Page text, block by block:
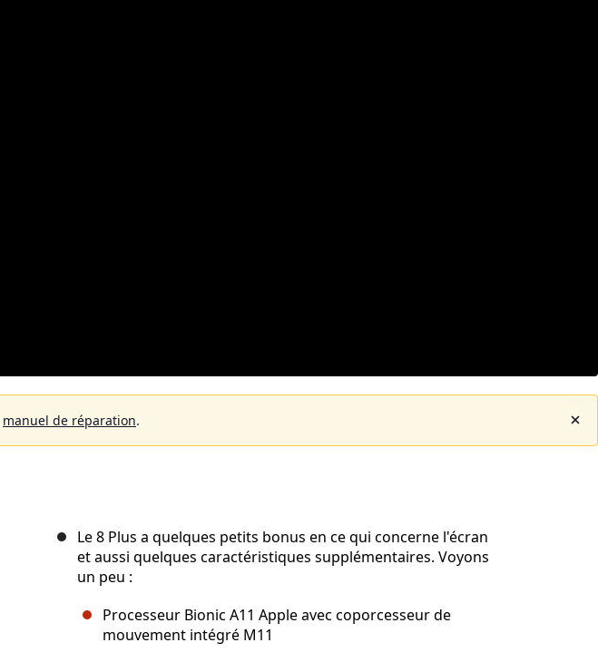
manuel de réparation.
Le 8 Plus a quelques petits bonus en ce qui concerne l'écran
et aussi quelques caractéristiques supplémentaires. Voyons
un peu :
Processeur Bionic A11 Apple avec coporcesseur de
mouvement intégré M11